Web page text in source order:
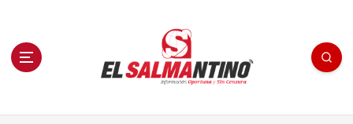
n El Salmantino - medios/noticias/editorial